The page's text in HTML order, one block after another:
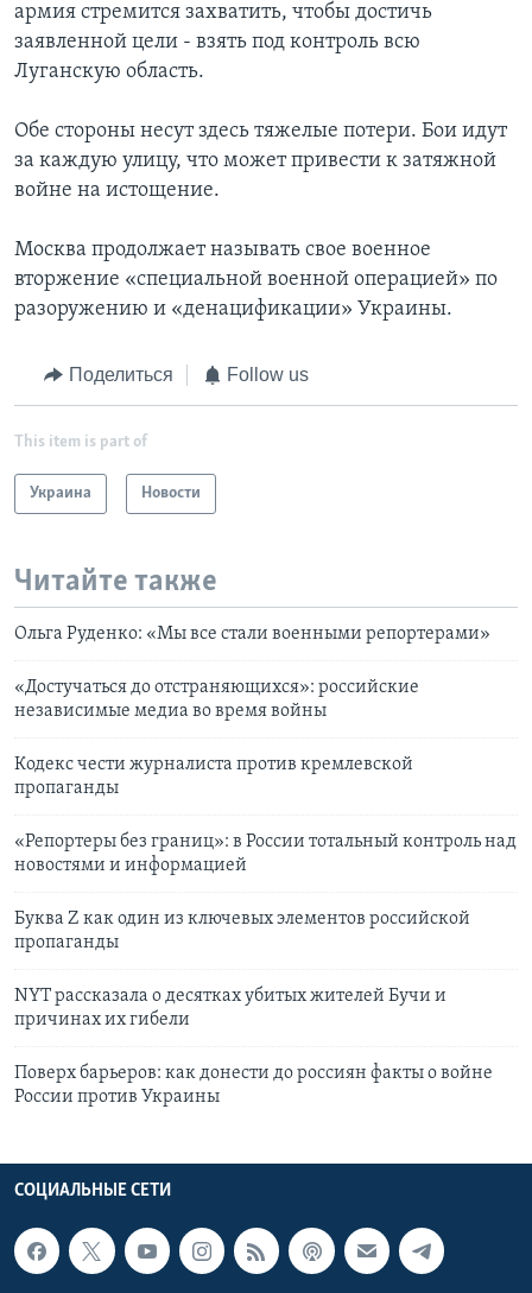
армия стремится захватить, чтобы достичь
заявленной цели - взять под контроль всю
Луганскую область.
Обе стороны несут здесь тяжелые потери. Бои идут
за каждую улицу, что может привести к затяжной
войне на истощение.
Москва продолжает называть свое военное
вторжение «специальной военной операцией» по
разоружению и «денацификации» Украины.
Поделиться Follow us
This item is part of
Украина Новости
Читайте также
Ольга Руденко: «Мы все стали военными репортерами»
«Достучаться до отстраняющихся»: российские
независимые медиа во время войны
Кодекс чести журналиста против кремлевской
пропаганды
«Репортеры без границ»: в России тотальный контроль над
новостями и информацией
Буква Z как один из ключевых элементов российской
пропаганды
NYT рассказала о десятках убитых жителей Бучи и
причинах их гибели
Поверх барьеров: как донести до россиян факты о войне
России против Украины
СОЦИАЛЬНЫЕ СЕТИ